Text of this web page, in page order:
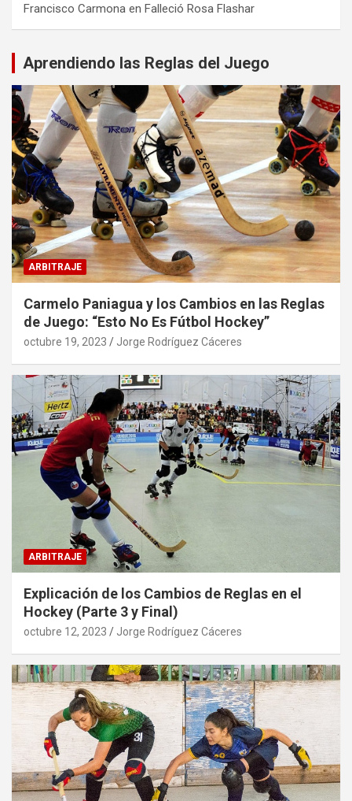
Francisco Carmona en Falleció Rosa Flashar
Aprendiendo las Reglas del Juego
ARBITRAJE
Carmelo Paniagua y los Cambios en las Reglas
de Juego: “Esto No Es Fútbol Hockey”
octubre 19, 2023 Jorge Rodríguez Cáceres
ARBITRAJE
Explicación de los Cambios de Reglas en el
Hockey (Parte 3 y Final)
octubre 12, 2023 Jorge Rodríguez Cáceres